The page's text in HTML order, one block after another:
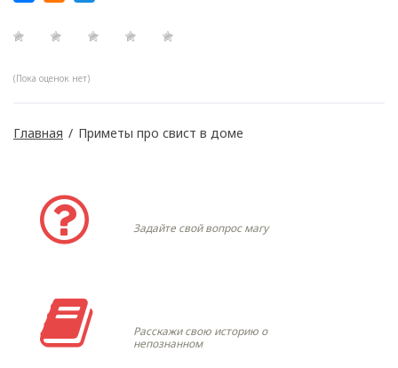
(Пока оценок нет)
Главная / Приметы про свист в доме
Задайте свой вопрос магу
Расскажи свою историю о
непознанном